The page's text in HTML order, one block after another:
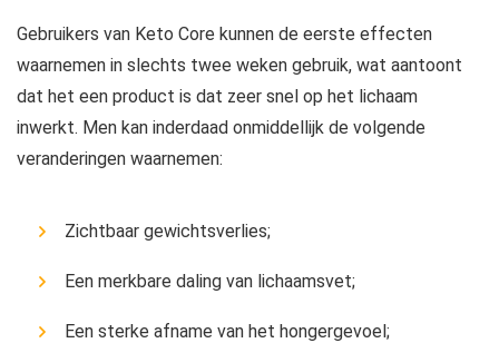
Gebruikers van Keto Core kunnen de eerste effecten
waarnemen in slechts twee weken gebruik, wat aantoont
dat het een product is dat zeer snel op het lichaam
inwerkt. Men kan inderdaad onmiddellijk de volgende
veranderingen waarnemen:
Zichtbaar gewichtsverlies;
Een merkbare daling van lichaamsvet;
Een sterke afname van het hongergevoel;